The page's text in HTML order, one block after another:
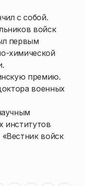
с собой.
войск
первым
химической
премию.
военных
институтов
войск